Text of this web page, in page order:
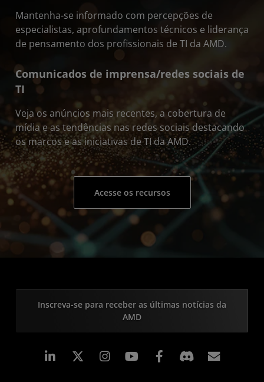
Mantenha-se informado com percepções de
especialistas, aprofundamentos técnicos e liderança
de pensamento dos profissionais de TI da AMD.
Comunicados de imprensa/redes sociais de
TI
Veja os anúncios mais recentes, a cobertura de
mídia e as tendências nas redes sociais destacando
os marcos e as iniciativas de TI da AMD.
Acesse os recursos
Inscreva-se para receber as últimas notícias da
AMD
Linkedin Instagram Facebook